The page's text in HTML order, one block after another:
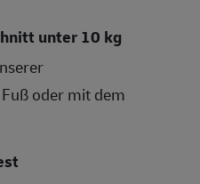
unter 10 kg
oder mit dem